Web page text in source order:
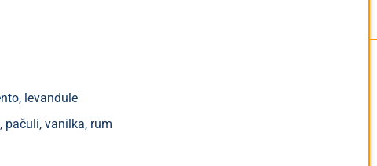
levandule
pačuli, vanilka, rum